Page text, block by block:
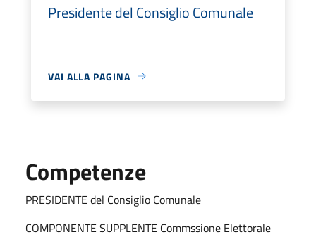
Presidente del Consiglio Comunale
VAI ALLA PAGINA
Competenze
PRESIDENTE del Consiglio Comunale
COMPONENTE SUPPLENTE Commssione Elettorale